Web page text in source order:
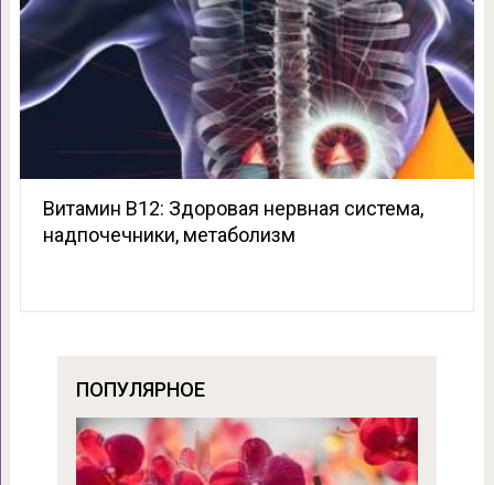
Витамин В12: Здоровая нервная система,
надпочечники, метаболизм
ПОПУЛЯРНОЕ